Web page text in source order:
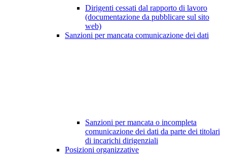
Dirigenti cessati dal rapporto di lavoro
(documentazione da pubblicare sul sito
web)
Sanzioni per mancata comunicazione dei dati
Sanzioni per mancata o incompleta
comunicazione dei dati da parte dei titolari
di incarichi dirigenziali
Posizioni organizzative